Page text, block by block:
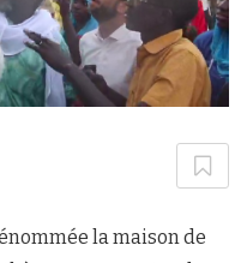
la maison de